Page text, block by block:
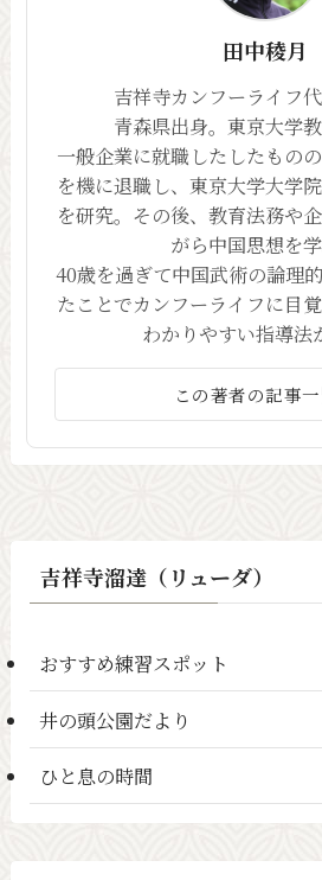
田中稜月
吉祥寺カンフーライフ
青森県出身。東京大学教
一般企業に就職したしたもの
を機に退職し、東京大学大学
を研究。その後、教育法務や
がら中国思想を学
40歳を過ぎて中国武術の論理
たことでカンフーライフに目
わかりやすい指導法
この著者の記事
吉祥寺溜達（リューダ）
おすすめ練習スポット
井の頭公園だより
ひと息の時間